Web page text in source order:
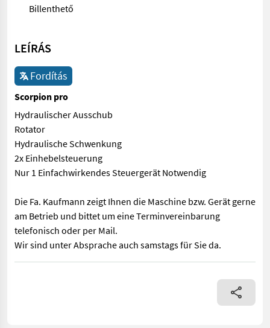
Billenthető
LEÍRÁS
Fordítás
Scorpion pro
Hydraulischer Ausschub
Rotator
Hydraulische Schwenkung
2x Einhebelsteuerung
Nur 1 Einfachwirkendes Steuergerät Notwendig
Die Fa. Kaufmann zeigt Ihnen die Maschine bzw. Gerät gerne
am Betrieb und bittet um eine Terminvereinbarung
telefonisch oder per Mail.
Wir sind unter Absprache auch samstags für Sie da.
Hydraulischer Ausschub Rotator Hydraulische Schwenkung